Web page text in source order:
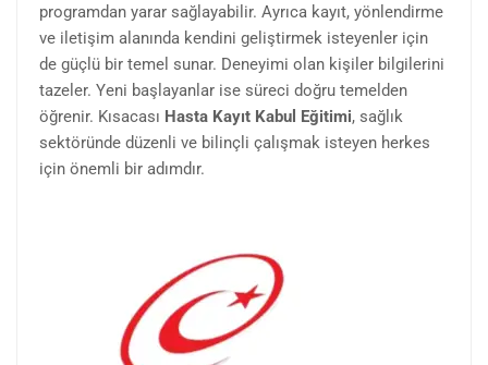
programdan yarar sağlayabilir. Ayrıca kayıt, yönlendirme
ve iletişim alanında kendini geliştirmek isteyenler için
de güçlü bir temel sunar. Deneyimi olan kişiler bilgilerini
tazeler. Yeni başlayanlar ise süreci doğru temelden
öğrenir. Kısacası Hasta Kayıt Kabul Eğitimi, sağlık
sektöründe düzenli ve bilinçli çalışmak isteyen herkes
için önemli bir adımdır.